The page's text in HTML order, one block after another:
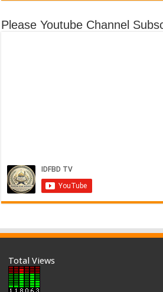
Please Youtube Channel
Total Views